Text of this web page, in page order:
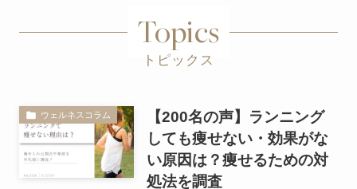
トピックス
Topics
ウェルネスコラム
【200名の声】ランニング
しても痩せない・効果がな
い原因は？痩せるための対
処法を調査